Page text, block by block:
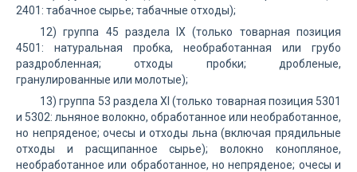
2401: табачное сырье; табачные отходы);
12) группа 45 раздела IX (только товарная позиция
4501: натуральная пробка, необработанная или грубо
раздробленная; отходы пробки; дробленые,
гранулированные или молотые);
13) группа 53 раздела XI (только товарная позиция 5301
и 5302: льняное волокно, обработанное или необработанное,
но непряденое; очесы и отходы льна (включая прядильные
отходы и расщипанное сырье); волокно конопляное,
необработанное или обработанное, но непряденое; очесы и